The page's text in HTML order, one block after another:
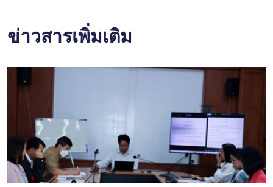
ข่าวสารเพิ่มเติม